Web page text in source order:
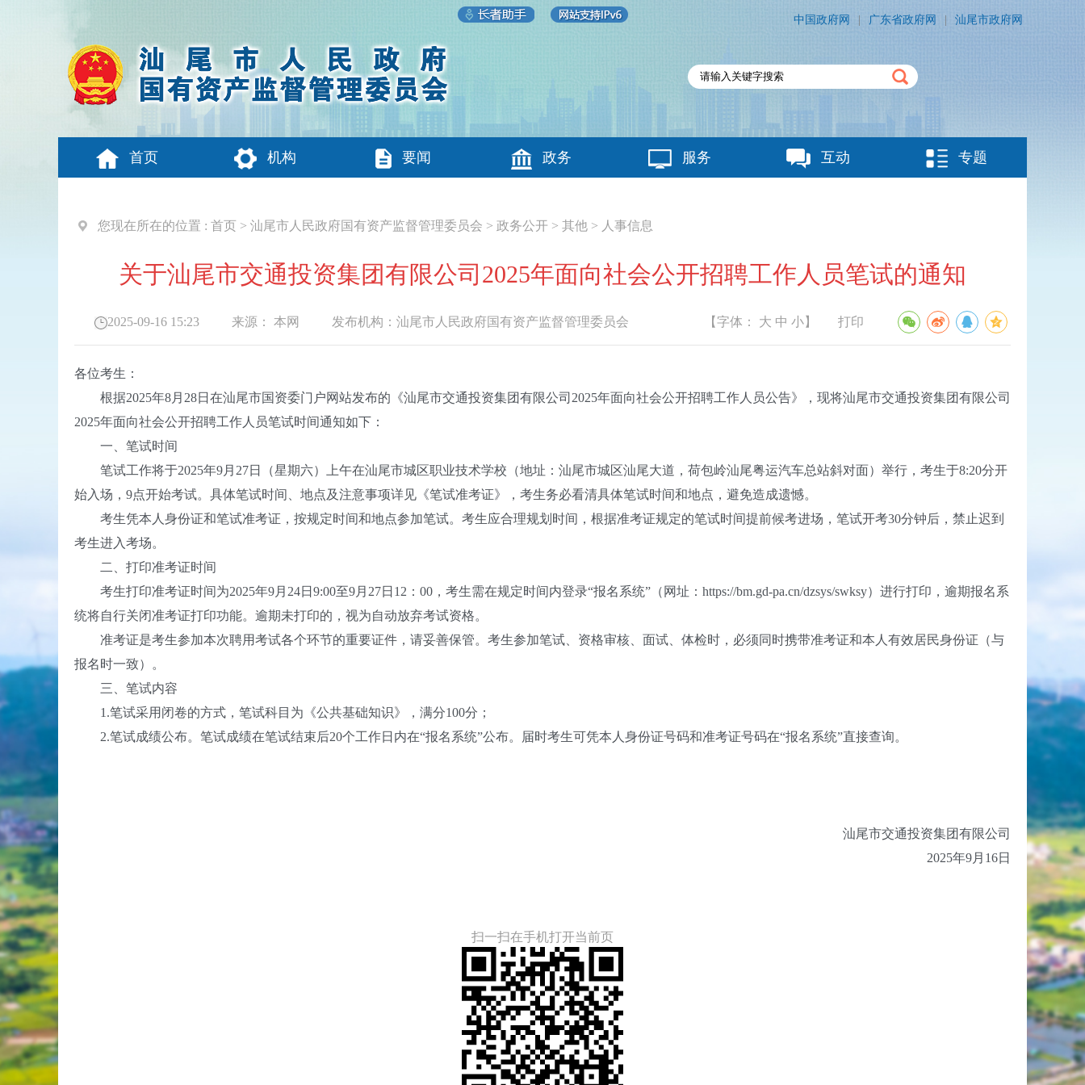
汕尾市政府网
广东省政府网
中国政府网
首页 机构 要闻 政务 服务 互动 专题
您现在所在的位置 : 首页 > 汕尾市人民政府国有资产监督管理委员会 > 政务公开 > 其他 > 人事信息
关于汕尾市交通投资集团有限公司2025年面向社会公开招聘工作人员笔试的通知
2025-09-16 15:23 来源： 本网 发布机构： 汕尾市人民政府国有资产监督管理委员会 【字体： 大 中 小】 打印
各位考生：
根据2025年8月28日在汕尾市国资委门户网站发布的《汕尾市交通投资集团有限公司2025年面向社会公开招聘工作人员公告》，现将汕尾市交通投资集团有限公司
2025年面向社会公开招聘工作人员笔试时间通知如下：
一、笔试时间
笔试工作将于2025年9月27日（星期六）上午在汕尾市城区职业技术学校（地址：汕尾市城区汕尾大道，荷包岭汕尾粤运汽车总站斜对面）举行，考生于8:20分开
始入场，9点开始考试。具体笔试时间、地点及注意事项详见《笔试准考证》，考生务必看清具体笔试时间和地点，避免造成遗憾。
考生凭本人身份证和笔试准考证，按规定时间和地点参加笔试。考生应合理规划时间，根据准考证规定的笔试时间提前候考进场，笔试开考30分钟后，禁止迟到
考生进入考场。
二、打印准考证时间
考生打印准考证时间为2025年9月24日9:00至9月27日12：00，考生需在规定时间内登录“报名系统”（网址：https://bm.gd-pa.cn/dzsys/swksy）进行打印，逾期报名系
统将自行关闭准考证打印功能。逾期未打印的，视为自动放弃考试资格。
准考证是考生参加本次聘用考试各个环节的重要证件，请妥善保管。考生参加笔试、资格审核、面试、体检时，必须同时携带准考证和本人有效居民身份证（与
报名时一致）。
三、笔试内容
1.笔试采用闭卷的方式，笔试科目为《公共基础知识》，满分100分；
2.笔试成绩公布。笔试成绩在笔试结束后20个工作日内在“报名系统”公布。届时考生可凭本人身份证号码和准考证号码在“报名系统”直接查询。
汕尾市交通投资集团有限公司
2025年9月16日
扫一扫在手机打开当前页